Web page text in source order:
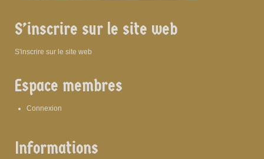
S’inscrire sur le site web
S'inscrire sur le site web
Espace membres
Connexion
Informations